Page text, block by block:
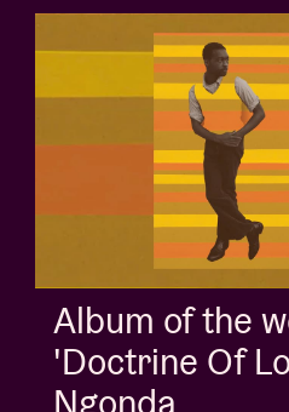
Album of the
'Doctrine Of